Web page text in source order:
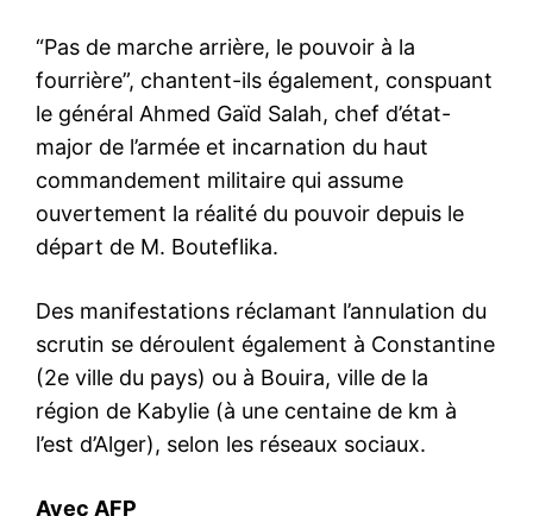
“Pas de marche arrière, le pouvoir à la
fourrière”, chantent-ils également, conspuant
le général Ahmed Gaïd Salah, chef d’état-
major de l’armée et incarnation du haut
commandement militaire qui assume
ouvertement la réalité du pouvoir depuis le
départ de M. Bouteflika.
Des manifestations réclamant l’annulation du
scrutin se déroulent également à Constantine
(2e ville du pays) ou à Bouira, ville de la
région de Kabylie (à une centaine de km à
l’est d’Alger), selon les réseaux sociaux.
Avec AFP